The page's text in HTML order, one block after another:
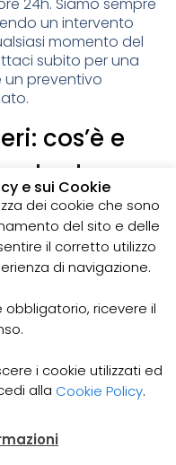
24h. Siamo sempre
un intervento
momento del
subito per una
preventivo
cos’è e
sotterranee utilizzate
domestiche,
è disponibile un
acque fognarie. Lo
essenziale
cattivi odori e
dei pozzi neri
effettuato mediante
e rimuovere le
all’interno del
Il Mio
e sui Cookie
dei cookie che sono
del sito e delle
il corretto utilizzo
di navigazione.
obbligatorio, ricevere il
i cookie utilizzati ed
alla Cookie Policy.